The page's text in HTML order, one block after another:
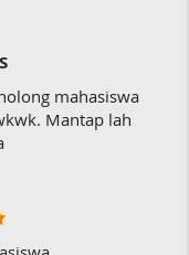
mahasiswa
Mantap lah